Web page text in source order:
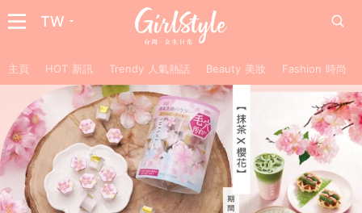
TW
主頁 HOT 新訊 Trendy 人氣熱話 Beauty 美妝 Fashion 時尚